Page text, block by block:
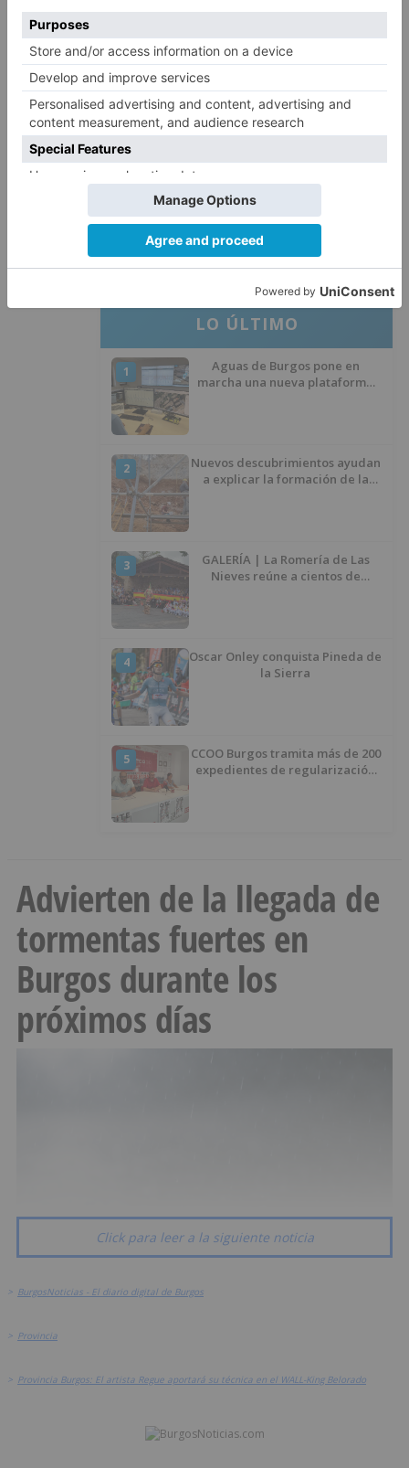
3
para impulsar plantas solares
4
Herido un hombre de 35 años
que iba en silla de ruedas tras
ser atropellado en Burgos
El PSOE advierte de que el
Ayuntamiento de Burgos ha
"vaciado la hucha" y depende
del Ministerio para sostener las
inversiones
LO ÚLTIMO
1
Aguas de Burgos pone en
marcha una nueva plataforma
2
Nuevos descubrimientos ayudan
a explicar la formación de la
3
GALERÍA | La Romería de Las
Nieves reúne a cientos de
4
Oscar Onley conquista Pineda de
la Sierra
5
CCOO Burgos tramita más de 200
expedientes de regularización
Advierten de la llegada de
tormentas fuertes en
Burgos durante los
próximos días
Click para leer a la siguiente noticia
> BurgosNoticias - El diario digital de Burgos
> Provincia
> Provincia Burgos: El artista Regue aportará su técnica en el WALL-King Belorado